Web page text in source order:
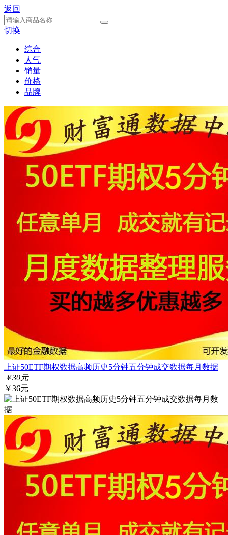
返回
切换
综合
人气
销量
价格
品牌
上证50ETF期权数据高频历史5分钟五分钟成交数据每月数据
￥30元
￥36元